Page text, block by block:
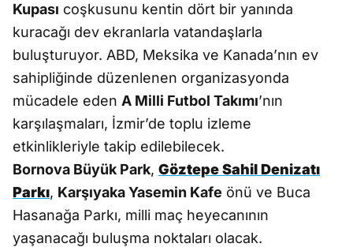
Kupası coşkusunu kentin dört bir yanında
kuracağı dev ekranlarla vatandaşlarla
buluşturuyor. ABD, Meksika ve Kanada’nın ev
sahipliğinde düzenlenen organizasyonda
mücadele eden A Milli Futbol Takımı’nın
karşılaşmaları, İzmir’de toplu izleme
etkinlikleriyle takip edilebilecek.
Bornova Büyük Park, Göztepe Sahil Denizatı
Parkı, Karşıyaka Yasemin Kafe önü ve Buca
Hasanağa Parkı, milli maç heyecanının
yaşanacağı buluşma noktaları olacak.